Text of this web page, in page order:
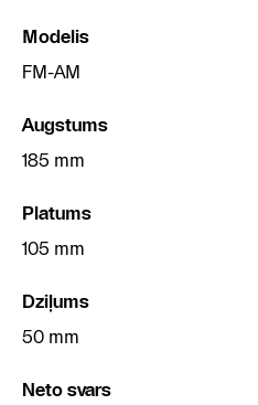
Modelis
FM-AM
Augstums
185 mm
Platums
105 mm
Dziļums
50 mm
Neto svars